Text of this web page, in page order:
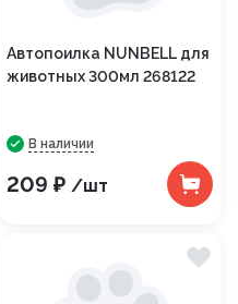
Автопоилка NUNBELL для
животных 300мл 268122
В наличии
209 ₽ /шт